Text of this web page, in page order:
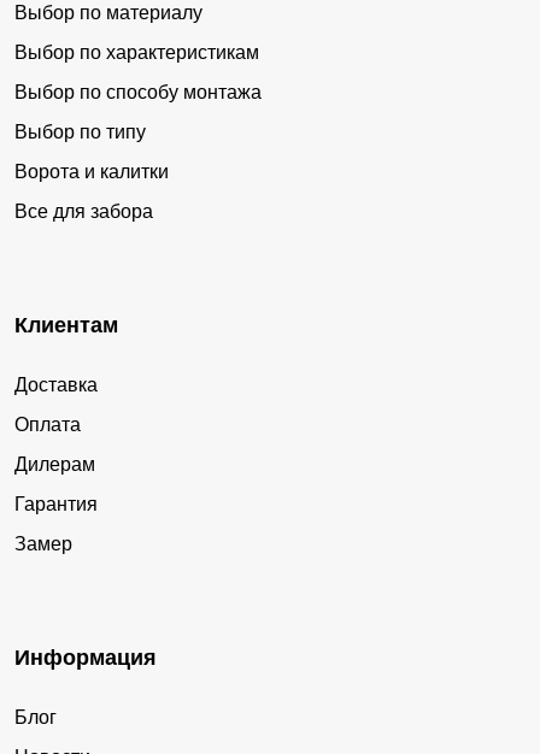
Выбор по материалу
Выбор по характеристикам
Выбор по способу монтажа
Выбор по типу
Ворота и калитки
Все для забора
Клиентам
Доставка
Оплата
Дилерам
Гарантия
Замер
Информация
Блог